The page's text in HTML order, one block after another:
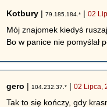
Kotbury |79.185.184.* |02
Mój znajomek kiedyś
Bo w panice nie pomyślał
gero | 104.232.37.* |02 Lipca,
Tak to się kończy, gdy